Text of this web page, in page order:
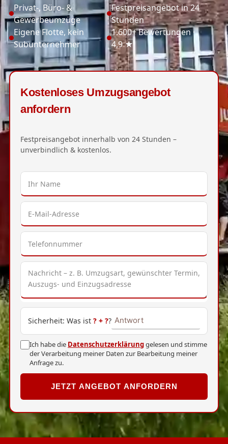
Privat-, Büro- &
Gewerbeumzüge
Festpreisangebot in 24
Stunden
Eigene Flotte, kein
Subunternehmer
1.600+ Bewertungen ·
4,9 ★
Kostenloses Umzugsangebot
anfordern
Festpreisangebot innerhalb von 24 Stunden –
unverbindlich & kostenlos.
Sicherheit: Was ist ? + ??
Ich habe die Datenschutzerklärunggelesen und stimme
der Verarbeitung meiner Daten zur Bearbeitung meiner
Anfrage zu.
JETZT ANGEBOT ANFORDERN